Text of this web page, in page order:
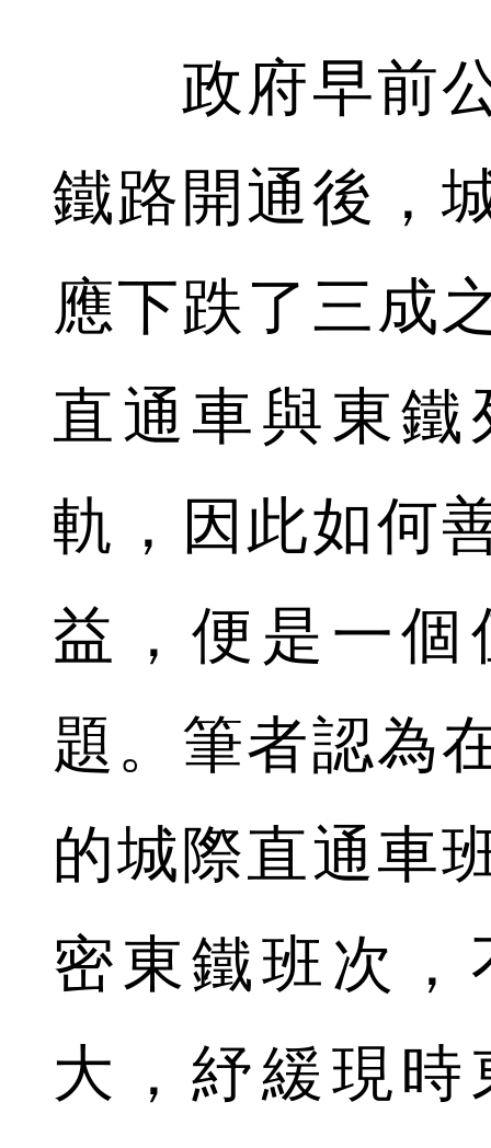
政府早前公
鐵路開通後，
應下跌了三成
直通車與東
軌，因此如何
益，便是一
題。筆者認為
的城際直通車
密東鐵班次
大，紓緩現